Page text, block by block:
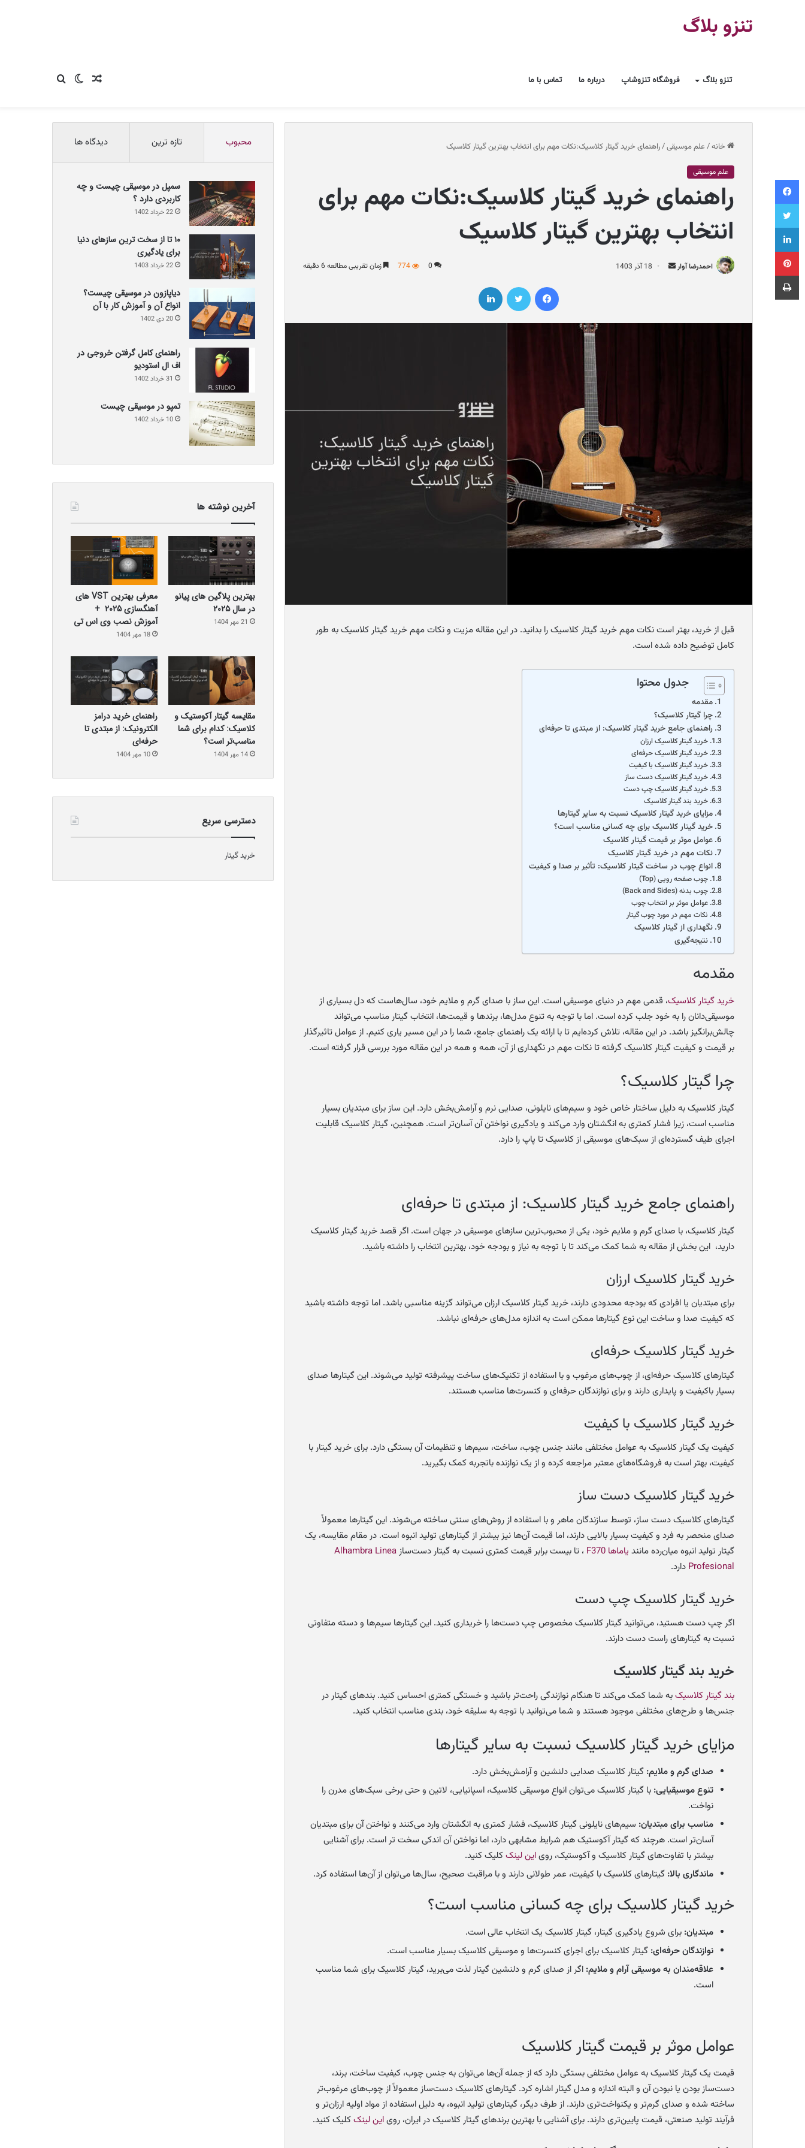
تنزو بلاگ
تنزو بلاگ فروشگاه تنزوشاپ درباره ما تماس با ما تغییر نوشته
خانه/ علم موسیقی/راهنمای خرید گیتار کلاسیک:نکات مهم برای انتخاب بهترین گیتار کلاسیک
علم موسیقی
راهنمای خرید گیتار کلاسیک:نکات مهم برای
انتخاب بهترین گیتار کلاسیک
احمدرضا آوار
ل
18 آذر 1403 0
774 زمان تقریبی مطالعه 6 دقیقه
قبل از خرید، بهتر است نکات مهم خرید گیتار کلاسیک را بدانید. در این مقاله مزیت و نکات مهم خرید گیتار کلاسیک به طور
کامل توضیح داده شده است.
جدول محتوا
مقدمه
چرا گیتار کلاسیک؟
راهنمای جامع خرید گیتار کلاسیک: از مبتدی تا حرفه‌ای
خرید گیتار کلاسیک ارزان
خرید گیتار کلاسیک حرفه‌ای
خرید گیتار کلاسیک با کیفیت
خرید گیتار کلاسیک دست ساز
خرید گیتار کلاسیک چپ دست
خرید بند گیتار کلاسیک
مزایای خرید گیتار کلاسیک نسبت به سایر گیتارها
خرید گیتار کلاسیک برای چه کسانی مناسب است؟
عوامل موثر بر قیمت گیتار کلاسیک
نکات مهم در خرید گیتار کلاسیک
انواع چوب در ساخت گیتار کلاسیک: تأثیر بر صدا و کیفیت
چوب صفحه رویی (Top)
چوب بدنه (Back and Sides)
عوامل موثر بر انتخاب چوب
نکات مهم در مورد چوب گیتار
نگهداری از گیتار کلاسیک
نتیجه‌گیری
مقدمه
خرید گیتار کلاسیک، قدمی مهم در دنیای موسیقی است. این ساز با صدای گرم و ملایم خود، سال‌هاست که دل بسیاری از
موسیقی‌دانان را به خود جلب کرده است. اما با توجه به تنوع مدل‌ها، برندها و قیمت‌ها، انتخاب گیتار مناسب می‌تواند
چالش‌برانگیز باشد. در این مقاله، تلاش کرده‌ایم تا با ارائه یک راهنمای جامع، شما را در این مسیر یاری کنیم. از عوامل تاثیرگذار
بر قیمت و کیفیت گیتار کلاسیک گرفته تا نکات مهم در نگهداری از آن، همه و همه در این مقاله مورد بررسی قرار گرفته است.
چرا گیتار کلاسیک؟
گیتار کلاسیک به دلیل ساختار خاص خود و سیم‌های نایلونی، صدایی نرم و آرامش‌بخش دارد. این ساز برای مبتدیان بسیار
مناسب است، زیرا فشار کمتری به انگشتان وارد می‌کند و یادگیری نواختن آن آسان‌تر است. همچنین، گیتار کلاسیک قابلیت
اجرای طیف گسترده‌ای از سبک‌های موسیقی از کلاسیک تا پاپ را دارد.
راهنمای جامع خرید گیتار کلاسیک: از مبتدی تا حرفه‌ای
گیتار کلاسیک، با صدای گرم و ملایم خود، یکی از محبوب‌ترین سازهای موسیقی در جهان است. اگر قصد خرید گیتار کلاسیک
دارید، این بخش از مقاله به شما کمک می‌کند تا با توجه به نیاز و بودجه خود، بهترین انتخاب را داشته باشید.
خرید گیتار کلاسیک ارزان
برای مبتدیان یا افرادی که بودجه محدودی دارند، خرید گیتار کلاسیک ارزان می‌تواند گزینه مناسبی باشد. اما توجه داشته باشید
که کیفیت صدا و ساخت این نوع گیتارها ممکن است به اندازه مدل‌های حرفه‌ای نباشد.
خرید گیتار کلاسیک حرفه‌ای
گیتارهای کلاسیک حرفه‌ای، از چوب‌های مرغوب و با استفاده از تکنیک‌های ساخت پیشرفته تولید می‌شوند. این گیتارها صدای
بسیار باکیفیت و پایداری دارند و برای نوازندگان حرفه‌ای و کنسرت‌ها مناسب هستند.
خرید گیتار کلاسیک با کیفیت
کیفیت یک گیتار کلاسیک به عوامل مختلفی مانند جنس چوب، ساخت، سیم‌ها و تنظیمات آن بستگی دارد. برای خرید گیتار با
کیفیت، بهتر است به فروشگاه‌های معتبر مراجعه کرده و از یک نوازنده باتجربه کمک بگیرید.
خرید گیتار کلاسیک دست ساز
گیتارهای کلاسیک دست ساز، توسط سازندگان ماهر و با استفاده از روش‌های سنتی ساخته می‌شوند. این گیتارها معمولاً
صدای منحصر به فرد و کیفیت بسیار بالایی دارند، اما قیمت آن‌ها نیز بیشتر از گیتارهای تولید انبوه است. در مقام مقایسه، یک
گیتار تولید انبوه میان‌رده مانند یاماها F370 ، تا بیست برابر قیمت کمتری نسبت به گیتار دست‌ساز Alhambra Linea
Profesional دارد.
خرید گیتار کلاسیک چپ دست
اگر چپ دست هستید، می‌توانید گیتار کلاسیک مخصوص چپ دست‌ها را خریداری کنید. این گیتارها سیم‌ها و دسته متفاوتی
نسبت به گیتارهای راست دست دارند.
خرید بند گیتار کلاسیک
بند گیتار کلاسیکبه شما کمک می‌کند تا هنگام نوازندگی راحت‌تر باشید و خستگی کمتری احساس کنید. بندهای گیتار در
جنس‌ها و طرح‌های مختلفی موجود هستند و شما می‌توانید با توجه به سلیقه خود، بندی مناسب انتخاب کنید.
مزایای خرید گیتار کلاسیک نسبت به سایر گیتارها
صدای گرم و ملایم: گیتار کلاسیک صدایی دلنشین و آرامش‌بخش دارد.
تنوع موسیقیایی: با گیتار کلاسیک می‌توان انواع موسیقی کلاسیک، اسپانیایی، لاتین و حتی برخی سبک‌های مدرن را
نواخت.
مناسب برای مبتدیان: سیم‌های نایلونی گیتار کلاسیک، فشار کمتری به انگشتان وارد می‌کنند و نواختن آن برای مبتدیان
آسان‌تر است. هرچند که گیتار آکوستیک هم شرایط مشابهی دارد، اما نواختن آن اندکی سخت تر است. برای آشنایی
بیشتر با تفاوت‌های گیتار کلاسیک و آکوستیک، رویاین لینککلیک کنید.
ماندگاری بالا: گیتارهای کلاسیک با کیفیت، عمر طولانی دارند و با مراقبت صحیح، سال‌ها می‌توان از آن‌ها استفاده کرد.
خرید گیتار کلاسیک برای چه کسانی مناسب است؟
مبتدیان: برای شروع یادگیری گیتار، گیتار کلاسیک یک انتخاب عالی است.
نوازندگان حرفه‌ای: گیتار کلاسیک برای اجرای کنسرت‌ها و موسیقی کلاسیک بسیار مناسب است.
علاقه‌مندان به موسیقی آرام و ملایم: اگر از صدای گرم و دلنشین گیتار لذت می‌برید، گیتار کلاسیک برای شما مناسب
است.
عوامل موثر بر قیمت گیتار کلاسیک
قیمت یک گیتار کلاسیک به عوامل مختلفی بستگی دارد که از جمله آن‌ها می‌توان به جنس چوب، کیفیت ساخت، برند،
دست‌ساز بودن یا نبودن آن و البته اندازه و مدل گیتار اشاره کرد. گیتارهای کلاسیک دست‌ساز معمولاً از چوب‌های مرغوب‌تر
ساخته شده و صدای گرم‌تر و یکنواخت‌تری دارند. از طرف دیگر، گیتارهای تولید انبوه، به دلیل استفاده از مواد اولیه ارزان‌تر و
فرآیند تولید صنعتی، قیمت پایین‌تری دارند. برای آشنایی با بهترین برندهای گیتار کلاسیک در ایران، رویاین لینککلیک کنید.
محبوب تازه ترین دیدگاه ها
سمپل در موسیقی چیست و چه
کاربردی دارد ؟
22 خرداد 1402
۱۰ تا از سخت ترین سازهای دنیا
برای یادگیری
22 خرداد 1403
دیاپازون در موسیقی چیست؟
انواع آن و آموزش کار با آن
20 دی 1402
راهنمای کامل گرفتن خروجی در
اف ال استودیو
31 خرداد 1402
تمپو در موسیقی چیست
10 خرداد 1402
آخرین نوشته ها
بهترین پلاگین‌ های پیانو
در سال ۲۰۲۵
21 مهر 1404
معرفی بهترین VST های
آهنگسازی 2025 +
آموزش نصب وی اس تی
18 مهر 1404
مقایسه گیتار آکوستیک و
کلاسیک: کدام برای شما
مناسب‌تر است؟
14 مهر 1404
راهنمای خرید درامز
الکترونیک: از مبتدی تا
حرفه‌ای
10 مهر 1404
دسترسی سریع
خرید گیتار